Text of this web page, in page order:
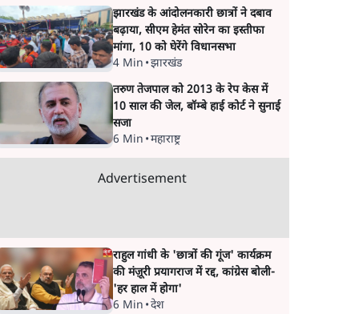
झारखंड के आंदोलनकारी छात्रों ने दबाव
बढ़ाया, सीएम हेमंत सोरेन का इस्तीफा
मांगा, 10 को घेरेंगे विधानसभा
4 Min •झारखंड
तरुण तेजपाल को 2013 के रेप केस में
10 साल की जेल, बॉम्बे हाई कोर्ट ने सुनाई
सजा
6 Min •महाराष्ट्र
Advertisement
राहुल गांधी के 'छात्रों की गूंज' कार्यक्रम
की मंज़ूरी प्रयागराज में रद्द, कांग्रेस बोली-
'हर हाल में होगा'
6 Min •देश